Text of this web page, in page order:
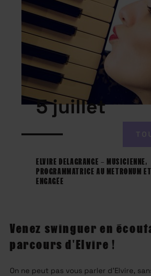
5 juillet
ELVIRE DELAGRANGE – MUSICIENNE,
PROGRAMMATRICE AU METRONUM
ENGAGÉE
Venez swinguer en
parcours d'Elvire !
On ne peut pas vous parler d’Elvire,